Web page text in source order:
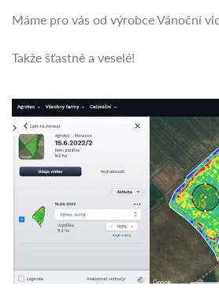
Máme pro vás od výrobce Vánoční
Takže šťastné a veselé!